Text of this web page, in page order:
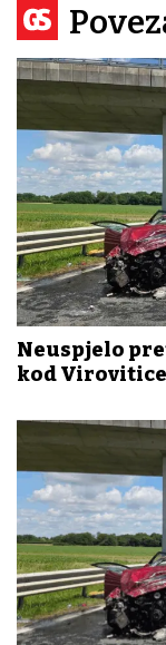
Neuspjelo
kod Virovitice